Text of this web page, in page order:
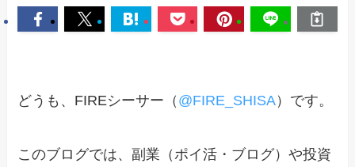
どうも、FIREシーサー（ @FIRE_SHISA）です。
このブログでは、副業（ポイ活・ブログ）や投資